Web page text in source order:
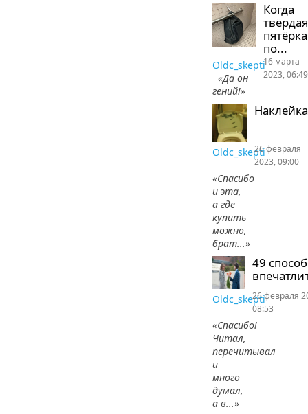
Когда
твёрдая
пятёрка
по...
Oldc_skepti
«Да он
гений!»
16 марта
2023, 06:49
Наклейка
Oldc_skepti
«Спасибо
и эта,
а где
купить
можно,
брат...»
26 февраля
2023, 09:00
49
Oldc_skepti
«Спасибо!
Читал,
перечитывал
и
много
думал,
а в...»
26 февраля
08:53